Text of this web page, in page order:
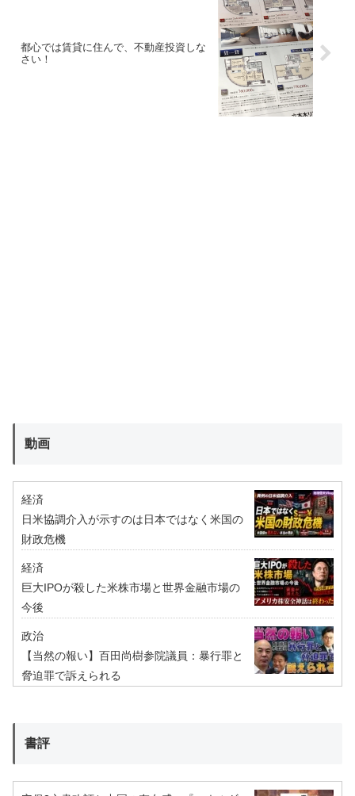
都心では賃貸に住んで、不動産投資しな
さい！
動画
経済
日米協調介入が示すのは日本ではなく米国の
財政危機
経済
巨大IPOが殺した米株市場と世界金融市場の
今後
政治
【当然の報い】百田尚樹参院議員：暴行罪と
脅迫罪で訴えられる
書評